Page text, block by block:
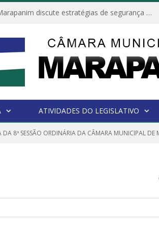
Câmara Municipal de Marapanim discute estratégias de segurança com autoridades e poder executivo
ATIVIDADES DO LEGISLATIVO
DA 8ª SESSÃO ORDINÁRIA DA CÂMARA MUNICIPAL